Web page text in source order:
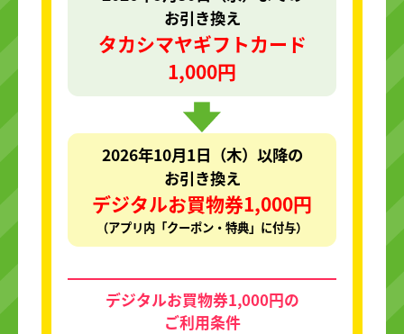
お引き換え
タカシマヤギフトカード
1,000円
2026年10月1日（木）以降の
お引き換え
デジタルお買物券1,000円
（アプリ内「クーポン・特典」に付与）
デジタルお買物券1,000円の
ご利用条件